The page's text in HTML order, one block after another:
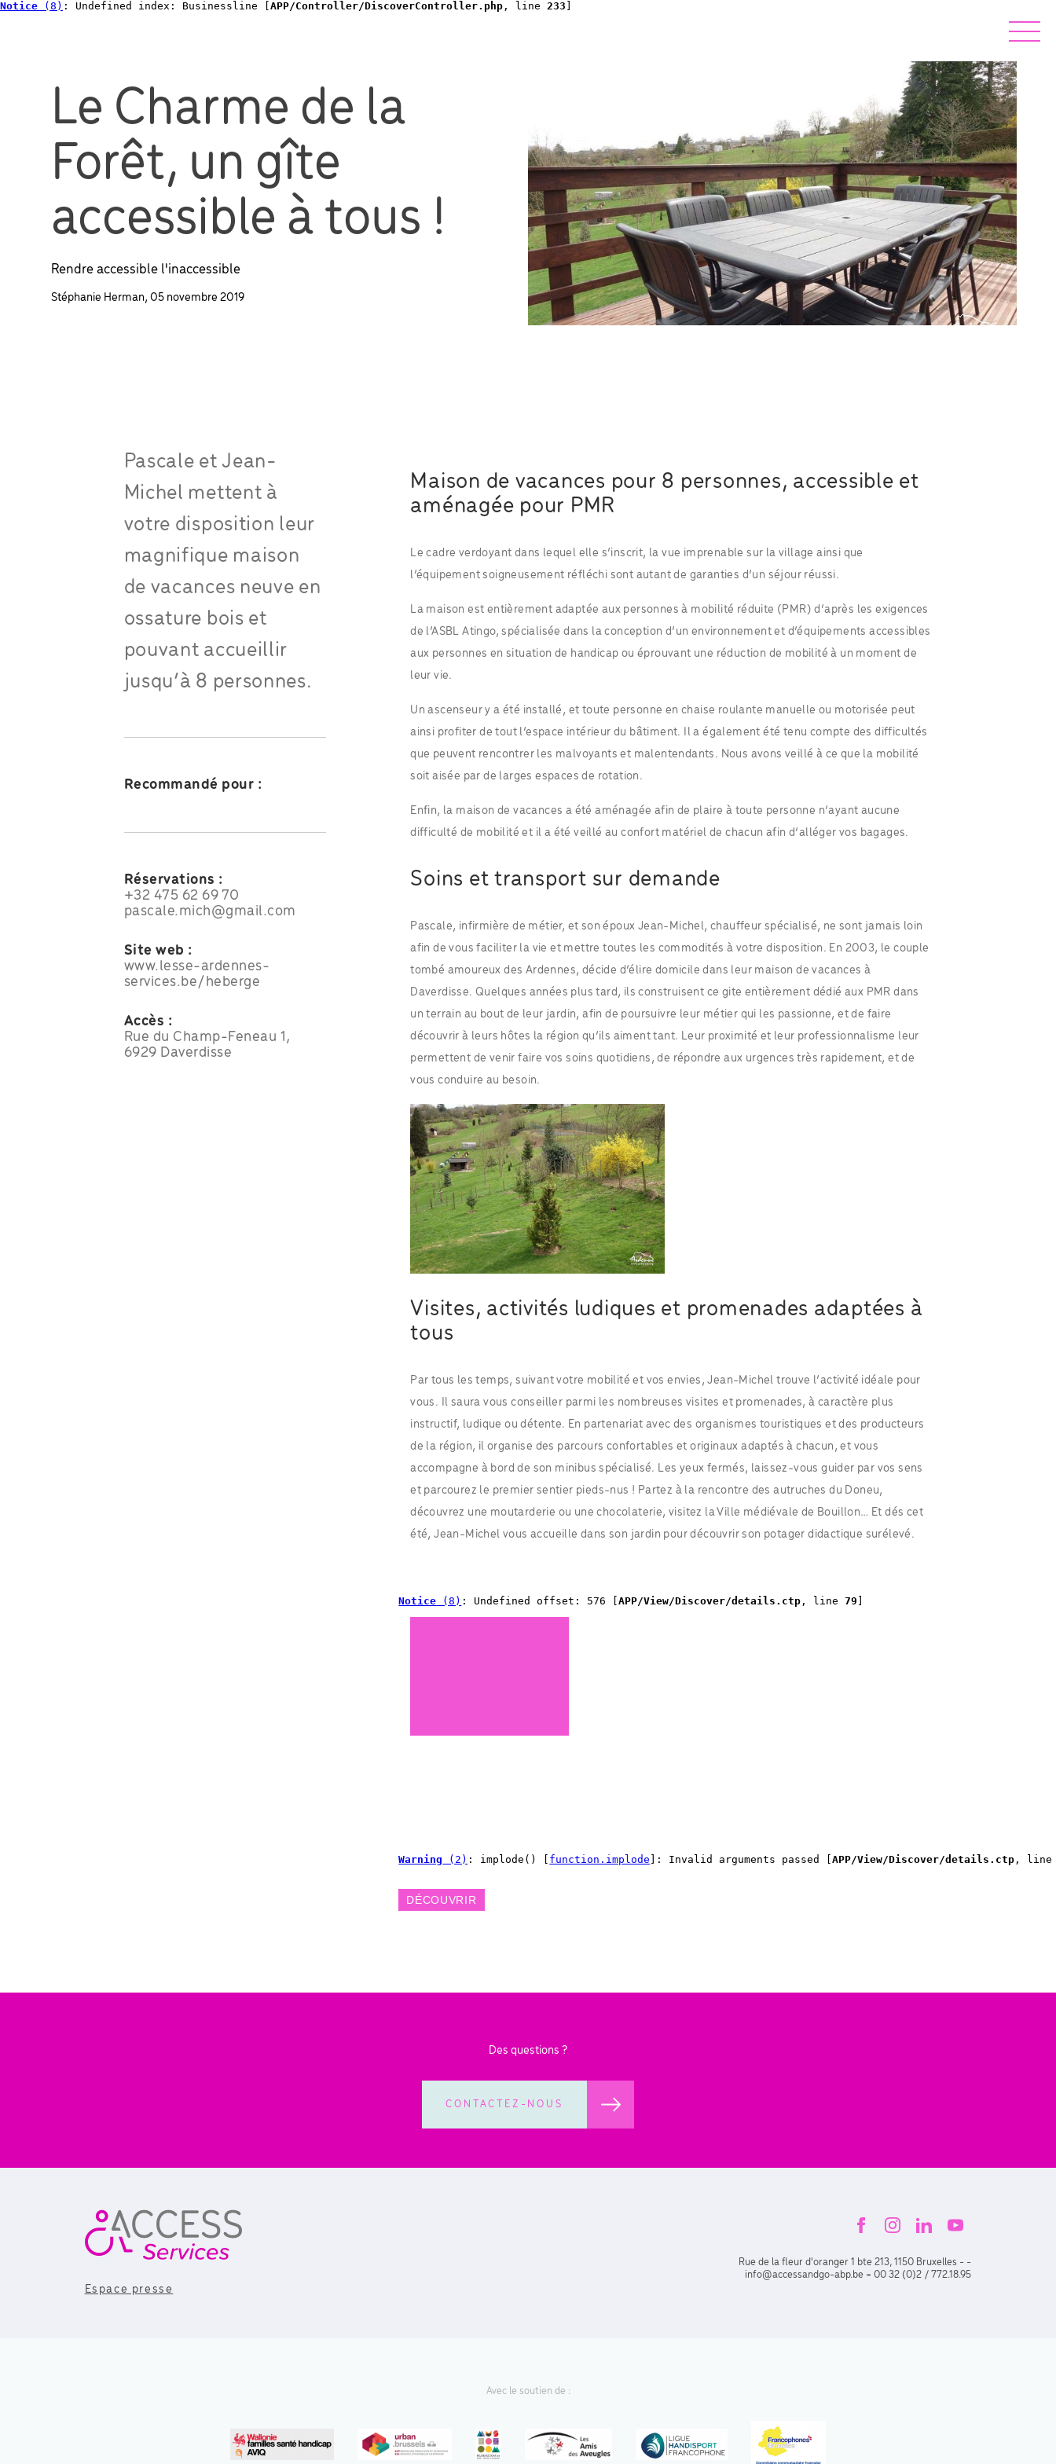
Notice (8) : Undefined index: Businessline [ APP/Controller/DiscoverController.php , line 233
Le Charme de la
Forêt, un gîte
accessible à tous !
Rendre accessible l'inaccessible
Stéphanie Herman, 05 novembre 2019
Pascale et Jean-
Michel mettent à
votre disposition leur
magnifique maison
de vacances neuve en
ossature bois et
pouvant accueillir
jusqu’à 8 personnes.
Recommandé pour :
Réservations :
+32 475 62 69 70
pascale.mich@gmail.com
Site web :
www.lesse-ardennes-
services.be/heberge
Accès :
Rue du Champ-Feneau 1,
6929 Daverdisse
Maison de vacances pour 8 personnes, accessible et
aménagée pour PMR
Le cadre verdoyant dans lequel elle s’inscrit, la vue imprenable sur la village ainsi que
l’équipement soigneusement réfléchi sont autant de garanties d’un séjour réussi.
La maison est entièrement adaptée aux personnes à mobilité réduite (PMR) d’après les exigences
de l’ASBL Atingo, spécialisée dans la conception d’un environnement et d’équipements accessibles
aux personnes en situation de handicap ou éprouvant une réduction de mobilité à un moment de
leur vie.
Un ascenseur y a été installé, et toute personne en chaise roulante manuelle ou motorisée peut
ainsi profiter de tout l’espace intérieur du bâtiment. Il a également été tenu compte des difficultés
que peuvent rencontrer les malvoyants et malentendants. Nous avons veillé à ce que la mobilité
soit aisée par de larges espaces de rotation.
Enfin, la maison de vacances a été aménagée afin de plaire à toute personne n’ayant aucune
difficulté de mobilité et il a été veillé au confort matériel de chacun afin d’alléger vos bagages.
Soins et transport sur demande
Pascale, infirmière de métier, et son époux Jean-Michel, chauffeur spécialisé, ne sont jamais loin
afin de vous faciliter la vie et mettre toutes les commodités à votre disposition. En 2003, le couple
tombé amoureux des Ardennes, décide d’élire domicile dans leur maison de vacances à
Daverdisse. Quelques années plus tard, ils construisent ce gite entièrement dédié aux PMR dans
un terrain au bout de leur jardin, afin de poursuivre leur métier qui les passionne, et de faire
découvrir à leurs hôtes la région qu’ils aiment tant. Leur proximité et leur professionnalisme leur
permettent de venir faire vos soins quotidiens, de répondre aux urgences très rapidement, et de
vous conduire au besoin.
Visites, activités ludiques et promenades adaptées à
tous
Par tous les temps, suivant votre mobilité et vos envies, Jean-Michel trouve l’activité idéale pour
vous. Il saura vous conseiller parmi les nombreuses visites et promenades, à caractère plus
instructif, ludique ou détente. En partenariat avec des organismes touristiques et des producteurs
de la région, il organise des parcours confortables et originaux adaptés à chacun, et vous
accompagne à bord de son minibus spécialisé. Les yeux fermés, laissez-vous guider par vos sens
et parcourez le premier sentier pieds-nus ! Partez à la rencontre des autruches du Doneu,
découvrez une moutarderie ou une chocolaterie, visitez la Ville médiévale de Bouillon… Et dés cet
été, Jean-Michel vous accueille dans son jardin pour découvrir son potager didactique surélevé.
Notice (8) : Undefined offset: 576 [APP/View/Discover/details.ctp , line 79
Warning (2) : implode() [ function.implode ]: Invalid arguments passed [APP/View/Discover/details.ctp ,
DÉCOUVRIR
Des questions ?
CONTACTEZ-NOUS
Espace presse
Rue de la fleur d'oranger 1 bte 213, 1150 Bruxelles - -
info@accessandgo-abp.be -00 32 (0)2 / 772.18.95
Avec le soutien de :